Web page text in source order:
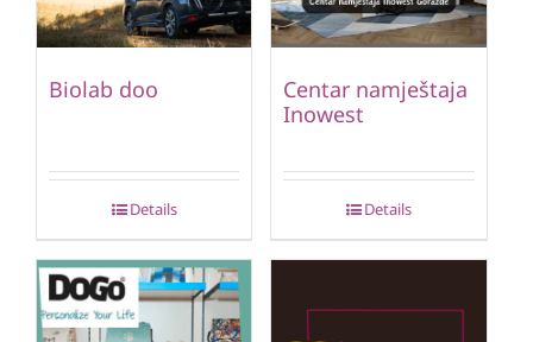
Biolab doo
Details
Centar namještaja
Inowest
Details